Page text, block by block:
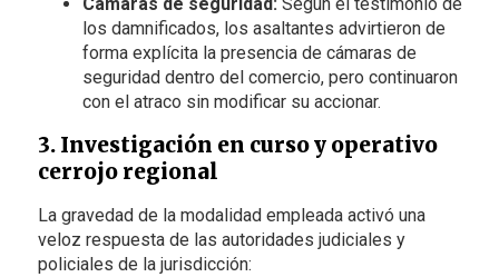
los damnificados, los asaltantes advirtieron de
forma explícita la presencia de cámaras de
seguridad dentro del comercio, pero continuaron
con el atraco sin modificar su accionar.
3. Investigación en curso y operativo
cerrojo regional
La gravedad de la modalidad empleada activó una
veloz respuesta de las autoridades judiciales y
policiales de la jurisdicción: